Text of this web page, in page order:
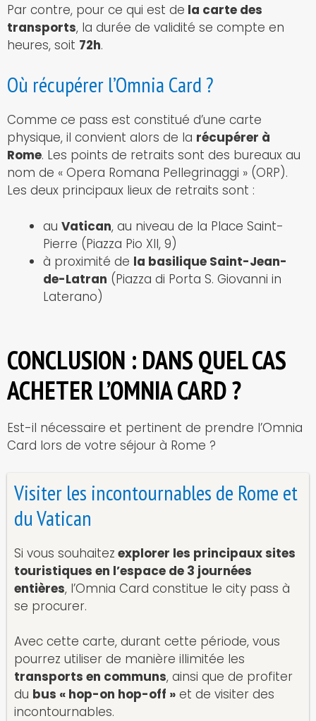
Par contre, pour ce qui est de la carte des
transports, la durée de validité se compte en
heures, soit 72h.
Où récupérer l’Omnia Card ?
Comme ce pass est constitué d’une carte
physique, il convient alors de la récupérer à
Rome. Les points de retraits sont des bureaux au
nom de « Opera Romana Pellegrinaggi » (ORP).
Les deux principaux lieux de retraits sont :
au Vatican, au niveau de la Place Saint-
Pierre (Piazza Pio XII, 9)
à proximité de la basilique Saint-Jean-
de-Latran (Piazza di Porta S. Giovanni in
Laterano)
CONCLUSION : DANS QUEL CAS
ACHETER L’OMNIA CARD ?
Est-il nécessaire et pertinent de prendre l’Omnia
Card lors de votre séjour à Rome ?
Visiter les incontournables de Rome et
du Vatican
Si vous souhaitez explorer les principaux sites
touristiques en l’espace de 3 journées
entières, l’Omnia Card constitue le city pass à
se procurer.
Avec cette carte, durant cette période, vous
pourrez utiliser de manière illimitée les
transports en communs, ainsi que de profiter
du bus « hop-on hop-off » et de visiter des
incontournables.